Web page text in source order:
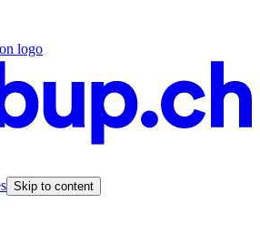
logo
Skip to content